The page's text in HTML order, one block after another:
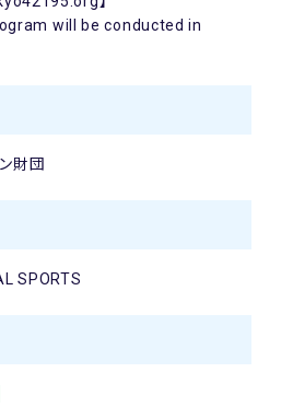
will be conducted in
財団
SPORTS